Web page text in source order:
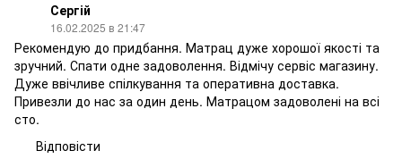
Сергій
16.02.2025 в 21:47
Рекомендую до придбання. Матрац дуже хорошої якості та
зручний. Спати одне задоволення. Відмічу сервіс магазину.
Дуже ввічливе спілкування та оперативна доставка.
Привезли до нас за один день. Матрацом задоволені на всі
сто.
Відповісти